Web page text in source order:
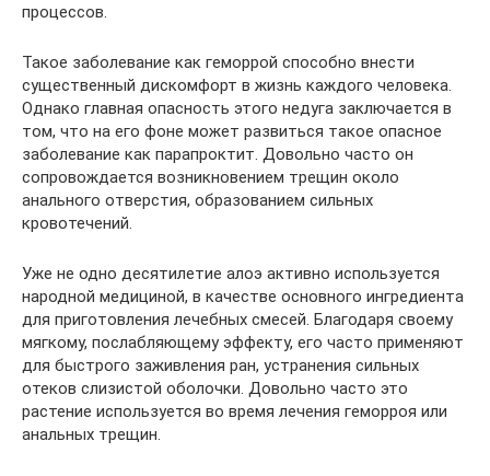
процессов.
Такое заболевание как геморрой способно внести
существенный дискомфорт в жизнь каждого человека.
Однако главная опасность этого недуга заключается в
том, что на его фоне может развиться такое опасное
заболевание как парапроктит. Довольно часто он
сопровождается возникновением трещин около
анального отверстия, образованием сильных
кровотечений.
Уже не одно десятилетие алоэ активно используется
народной медициной, в качестве основного ингредиента
для приготовления лечебных смесей. Благодаря своему
мягкому, послабляющему эффекту, его часто применяют
для быстрого заживления ран, устранения сильных
отеков слизистой оболочки. Довольно часто это
растение используется во время лечения геморроя или
анальных трещин.